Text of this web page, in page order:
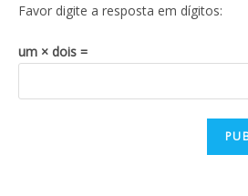
Favor digite a resposta em dígitos:
um × dois =